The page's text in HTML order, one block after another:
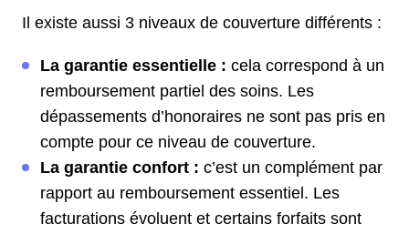
Il existe aussi 3 niveaux de couverture différents :
La garantie essentielle : cela correspond à un
remboursement partiel des soins. Les
dépassements d’honoraires ne sont pas pris en
compte pour ce niveau de couverture.
La garantie confort : c’est un complément par
rapport au remboursement essentiel. Les
facturations évoluent et certains forfaits sont